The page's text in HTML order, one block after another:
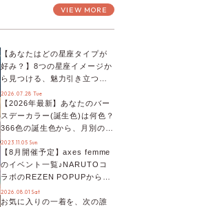
VIEW MORE
【あなたはどの星座タイプが
好み？】8つの星座イメージか
ら見つける、魅力引き立つス
タイリング♡
2026.07.28 Tue
【2026年最新】あなたのバー
スデーカラー(誕生色)は何色？
366色の誕生色から、月別の誕
生色、バースデーカラーコー
デまでご紹介♡
2023.11.05 Sun
【8月開催予定】axes femme
のイベント一覧♪NARUTOコ
ラボのREZEN POPUPから、
プチYour Stage.、ティーパー
ティまで！8月の特別なイベン
2026.08.01 Sat
お気に入りの一着を、次の誰